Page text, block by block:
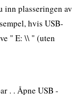
inn plasseringen av
hvis USB-
" E: \\ " (uten
. . Åpne USB -